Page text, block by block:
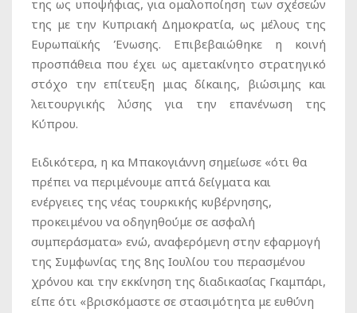
της ως υποψήφιας, για ομαλοποίηση των σχέσεών
της με την Κυπριακή Δημοκρατία, ως μέλους της
Ευρωπαϊκής Ένωσης. Επιβεβαιώθηκε η κοινή
προσπάθεια που έχει ως αμετακίνητο στρατηγικό
στόχο την επίτευξη μιας δίκαιης, βιώσιμης και
λειτουργικής λύσης για την επανένωση της
Κύπρου.
Ειδικότερα, η κα Μπακογιάννη σημείωσε «ότι θα
πρέπει να περιμένουμε απτά δείγματα και
ενέργειες της νέας τουρκικής κυβέρνησης,
προκειμένου να οδηγηθούμε σε ασφαλή
συμπεράσματα» ενώ, αναφερόμενη στην εφαρμογή
της Συμφωνίας της 8ης Ιουλίου του περασμένου
χρόνου και την εκκίνηση της διαδικασίας Γκαμπάρι,
είπε ότι «βρισκόμαστε σε στασιμότητα με ευθύνη